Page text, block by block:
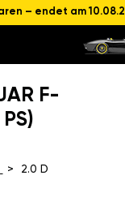
– endet am
F-
2.0 D